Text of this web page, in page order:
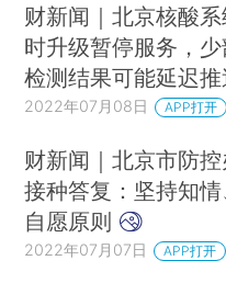
财新闻｜北京核酸
时升级暂停服务，
检测结果可能延迟推
2022年07月08日 APP打开
财新闻｜北京市防
接种答复：坚持知情
自愿原则
2022年07月07日 APP打开